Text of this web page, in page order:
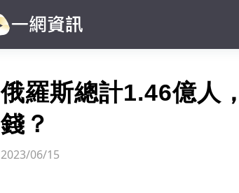
俄羅斯總計1.46億人
錢？
2023/06/15